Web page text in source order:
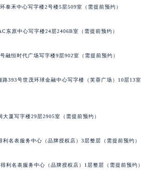
泰禾中心写字楼2号楼5层509室（需提前预约）
东原中心写字楼24层2406B室（需提前预约）
融恒时代广场写字楼9层902室（需提前预约）
393号世茂环球金融中心写字楼（芙蓉广场）10层13室
厦写字楼29层2905室（需提前预约）
名表服务中心（品牌授权店）3层整层（需提前预约）
利名表服务中心（品牌授权店）1层整层（需提前预约）